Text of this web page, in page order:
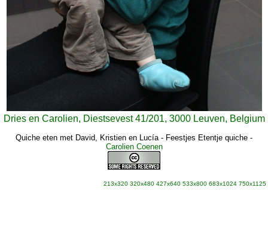
Dries en Carolien, Diestsevest 41/201, 3000 Leuven, Belgium
Quiche eten met David, Kristien en Lucía - Feestjes Etentje quiche -
Carolien Coenen
213x320 320x480 427x640 533x800 683x1024 750x1125